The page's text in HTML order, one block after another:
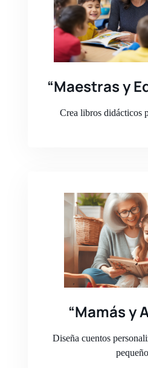
“Maestras y
Crea libros didácticos
“Mamás y
Diseña cuentos